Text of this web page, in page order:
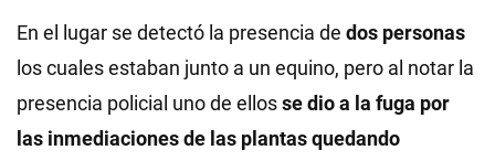
En el lugar se detectó la presencia de dos personas
los cuales estaban junto a un equino, pero al notar la
presencia policial uno de ellosse dio a la fuga por
las inmediaciones de las plantas quedando